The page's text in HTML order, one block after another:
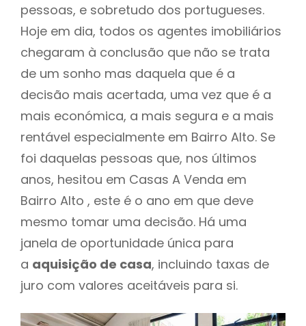
pessoas, e sobretudo dos portugueses.
Hoje em dia, todos os agentes imobiliários
chegaram à conclusão que não se trata
de um sonho mas daquela que é a
decisão mais acertada, uma vez que é a
mais económica, a mais segura e a mais
rentável especialmente em Bairro Alto. Se
foi daquelas pessoas que, nos últimos
anos, hesitou em Casas A Venda em
Bairro Alto , este é o ano em que deve
mesmo tomar uma decisão. Há uma
janela de oportunidade única para
a aquisição de casa, incluindo taxas de
juro com valores aceitáveis para si.